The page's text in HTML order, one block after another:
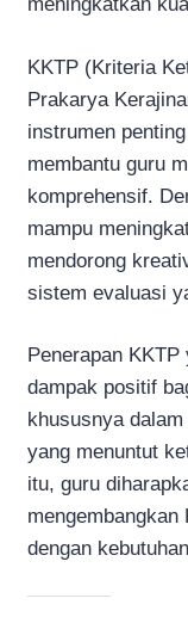
KKTP (Kriteria
Prakarya
instrumen
membantu guru
komprehensif.
mampu
mendorong
sistem evaluasi
Penerapan
dampak positif
khususnya
yang menuntut
itu, guru
dengan